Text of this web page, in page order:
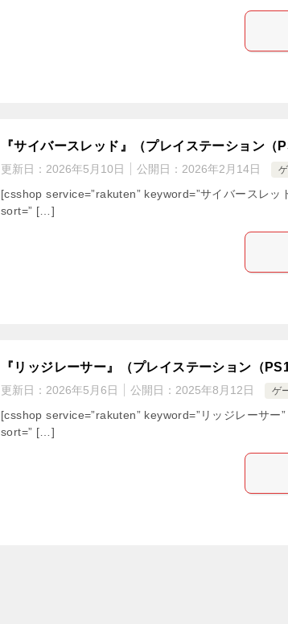
『サイバースレッド』（プレイステーション（
更新日： 2026年5月10日 公開日： 2026年2月14日
[csshop service=”rakuten” keyword=”サイバースレッ
sort=” […]
『リッジレーサー』（プレイステーション（PS1
更新日： 2026年5月6日 公開日： 2025年8月12日 ゲ
[csshop service=”rakuten” keyword=”リッジレーサー
sort=” […]